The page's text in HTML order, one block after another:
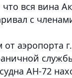
вся вина
с
аэропорта
АН-72